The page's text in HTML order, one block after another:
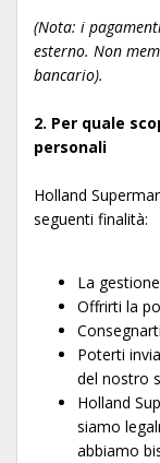
(Nota: i
esterno. Non
bancario).
2. Per quale
personali
Holland
seguenti finalità:
La
Offrirti la
Poterti
del nostro
Holland
siamo
abbiamo